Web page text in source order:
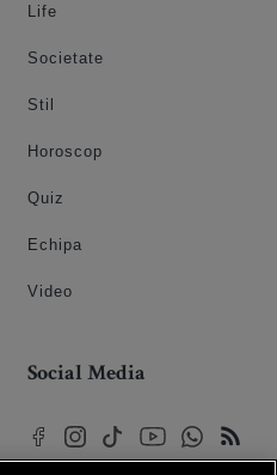
Life
Societate
Stil
Horoscop
Quiz
Echipa
Video
Social Media